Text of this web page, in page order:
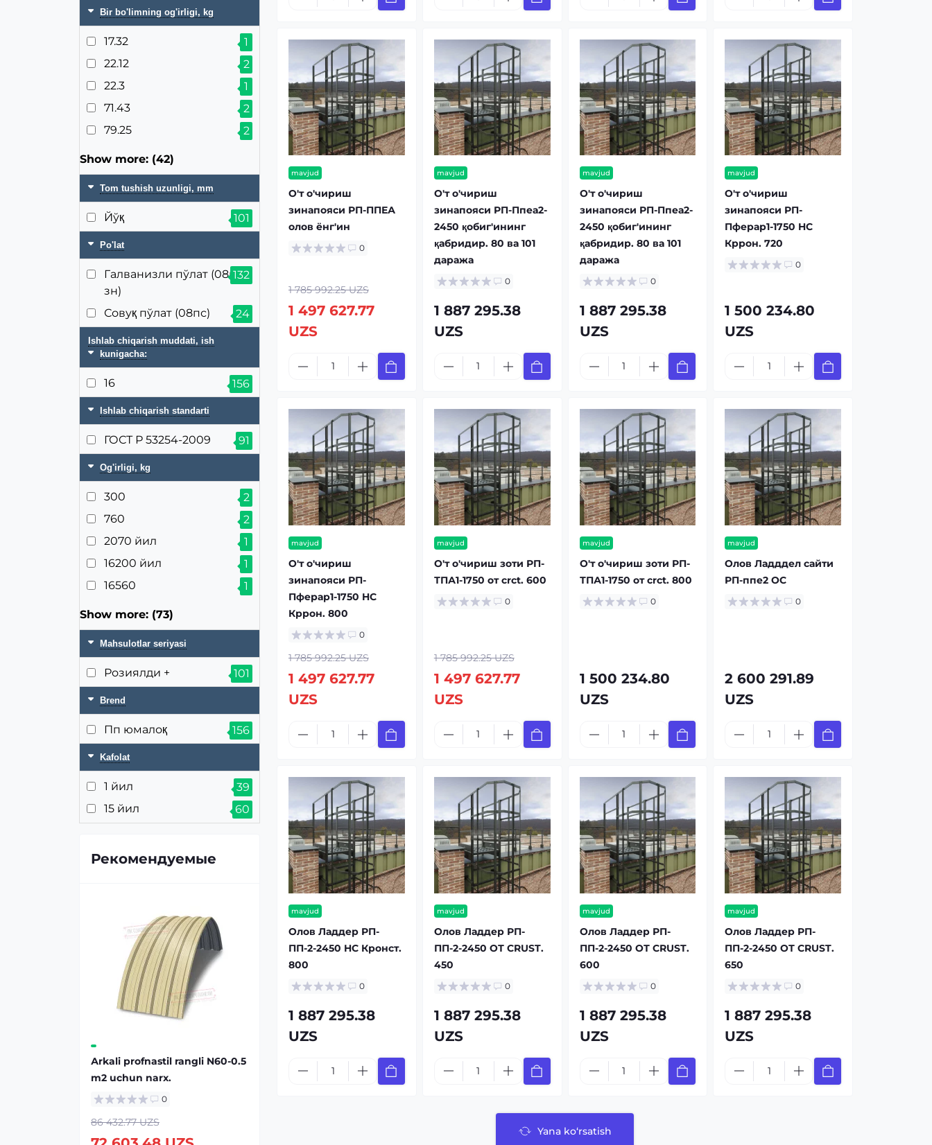
Bir bo'limning og'irligi, kg
17.32
1
22.12
2
22.3
1
71.43
2
79.25
2
Show more: (42)
Tom tushish uzunligi, mm
Йўқ 101
Po'lat
Галванизли пўлат (08пс +
зн)
132
Совуқ пўлат (08пс) 24
Ishlab chiqarish muddati, ish
kunigacha:
16 156
Ishlab chiqarish standarti
ГОСТ Р 53254-2009 91
Og'irligi, kg
300
2
760
2
2070 йил
1
16200 йил
1
16560
1
Show more: (73)
Mahsulotlar seriyasi
Розиялди + 101
Brend
Пп юмалоқ 156
Kafolat
1 йил
39
15 йил
60
Рекомендуемые
Аrkali profnastil rangli N60-0.5
m2 uchun narx.
0
86 432.77 UZS
mavjud
О'т о'чириш
зинапояси РП-ППЕА
олов ёнг'ин
0
1 785 992.25 UZS
1 497 627.77
UZS
mavjud
О'т о'чириш
зинапояси РП-Ппеа2-
2450 қобиг'ининг
қабридир. 80 ва 101
даража
0
1 887 295.38
UZS
mavjud
О'т о'чириш
зинапояси РП-Ппеа2-
2450 қобиг'ининг
қабридир. 80 ва 101
даража
0
1 887 295.38
UZS
mavjud
О'т о'чириш
зинапояси РП-
Пферар1-1750 HC
Кррон. 720
0
1 500 234.80
UZS
mavjud
О'т о'чириш
зинапояси РП-
Пферар1-1750 HC
Кррон. 800
0
1 785 992.25 UZS
1 497 627.77
UZS
mavjud
О'т о'чириш зоти РП-
ТПА1-1750 от crct. 600
0
1 785 992.25 UZS
1 497 627.77
UZS
mavjud
О'т о'чириш зоти РП-
ТПА1-1750 от crct. 800
0
1 500 234.80
UZS
mavjud
Олов Ладддел сайти
РП-ппе2 OC
0
2 600 291.89
UZS
mavjud
Олов Ладдер РП-
ПП-2-2450 HC Кронст.
800
0
1 887 295.38
UZS
mavjud
Олов Ладдер РП-
ПП-2-2450 ОТ CRUST.
450
0
1 887 295.38
UZS
mavjud
Олов Ладдер РП-
ПП-2-2450 ОТ CRUST.
600
0
1 887 295.38
UZS
mavjud
Олов Ладдер РП-
ПП-2-2450 ОТ CRUST.
650
0
1 887 295.38
UZS
Yana ko‘rsatish